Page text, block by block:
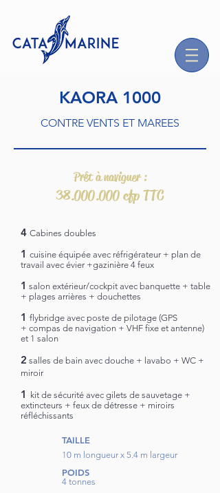
KAORA 1000
CONTRE VENTS ET MAREES
Prêt à naviguer :
38.000.000cfp TTC
4 Cabines doubles
1 cuisine équipée avec réfrigérateur + plan de
travail avec évier +gazinière 4 feux
1 salon extérieur/cockpit avec banquette + table
+ plages arrières + douchettes
1 flybridge avec poste de pilotage (GPS
+ compas de navigation + VHF fixe et antenne)
et 1 salon
2 salles de bain avec douche + lavabo + WC +
miroir
1
kit de sécurité avec gilets de sauvetage +
extincteurs + feux de détresse + miroirs
réfléchissants
TAILLE
10 m longueur x 5.4 m largeur
POIDS
4 tonnes